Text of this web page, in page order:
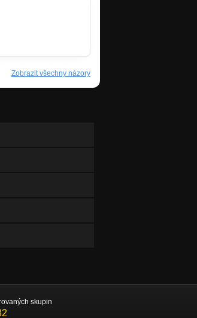
Zobrazit všechny názory
skupin